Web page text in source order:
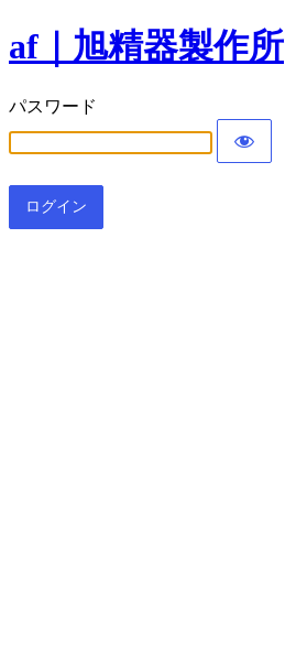
af｜旭精器製作所
パスワード